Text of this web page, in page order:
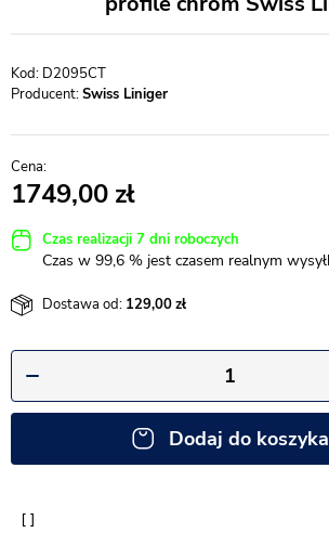
D2095CT
Producent:Swiss Liniger
1749,00
Czas realizacji 7 dni roboczych
Czas w 99,6 % jest czasem realnym
Dostawa od: 129,00
Dodaj do koszyka